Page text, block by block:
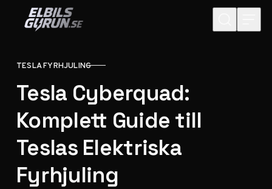
Hoppa till innehåll
KATEGORI
TESLA FYRHJULING
Tesla Cyberquad:
Komplett Guide till
Teslas Elektriska
Fyrhjuling